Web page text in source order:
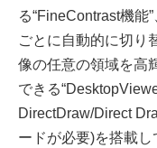
る“FineContrast機能
ごとに自動的に切り
像の任意の領域を高
できる
DirectDraw/Direct
ードが必要)を搭載